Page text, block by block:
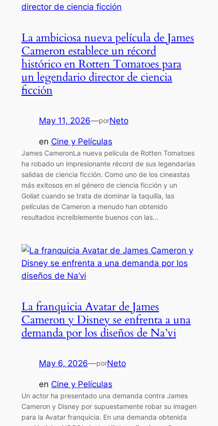
La ambiciosa nueva película de James
Cameron establece un récord
histórico en Rotten Tomatoes para
un legendario director de ciencia
ficción
May 11, 2026—porNeto
en Cine y Películas
James CameronLa nueva película de Rotten Tomatoes
ha robado un impresionante récord de sus legendarias
salidas de ciencia ficción. Como uno de los cineastas
más exitosos en el género de ciencia ficción y un
Goliat cuando se trata de dominar la taquilla, las
películas de Cameron a menudo han obtenido
resultados increíblemente buenos con las…
La franquicia Avatar de James
Cameron y Disney se enfrenta a una
demanda por los diseños de Na’vi
May 6, 2026—porNeto
en Cine y Películas
Un actor ha presentado una demanda contra James
Cameron y Disney por supuestamente robar su imagen
para la Avatar franquicia. En una demanda obtenida